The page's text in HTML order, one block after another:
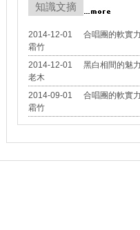
知識文摘
2014-12-01
合唱團的軟實
霜竹
2014-12-01
黑白相間的魅
老木
2014-09-01
合唱團的軟實
霜竹